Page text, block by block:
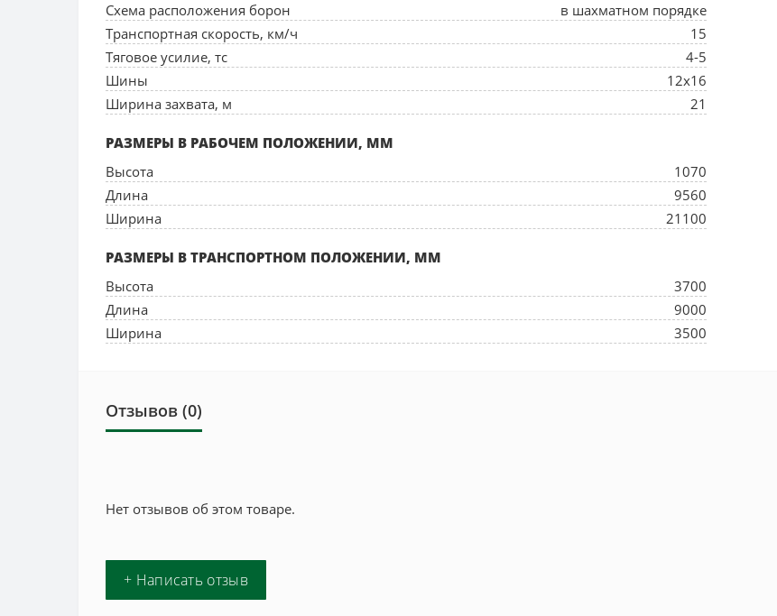
Схема расположения борон
в шахматном порядке
Транспортная скорость, км/ч
15
Тяговое усилие, тс
4-5
Шины
12х16
Ширина захвата, м
21
РАЗМЕРЫ В РАБОЧЕМ ПОЛОЖЕНИИ, ММ
Высота
1070
Длина
9560
Ширина
21100
РАЗМЕРЫ В ТРАНСПОРТНОМ ПОЛОЖЕНИИ, ММ
Высота
3700
Длина
9000
Ширина
3500
Отзывов (0)
Нет отзывов об этом товаре.
+ Написать отзыв